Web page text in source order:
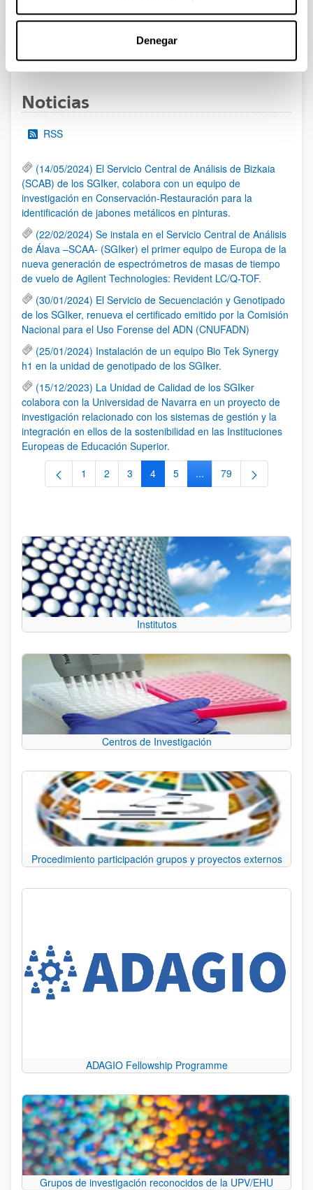
Denegar
Páginas intermedias Use
Noticias
RSS
(14/05/2024) El Servicio Central de Análisis de Bizkaia
(SCAB) de los SGIker, colabora con un equipo de
investigación en Conservación-Restauración para la
identificación de jabones metálicos en pinturas.
(22/02/2024) Se instala en el Servicio Central de Análisis
de Álava –SCAA- (SGIker) el primer equipo de Europa de la
nueva generación de espectrómetros de masas de tiempo
de vuelo de Agilent Technologies: Revident LC/Q-TOF.
(30/01/2024) El Servicio de Secuenciación y Genotipado
de los SGIker, renueva el certificado emitido por la Comisión
Nacional para el Uso Forense del ADN (CNUFADN)
(25/01/2024) Instalación de un equipo Bio Tek Synergy
h1 en la unidad de genotipado de los SGIker.
(15/12/2023) La Unidad de Calidad de los SGIker
colabora con la Universidad de Navarra en un proyecto de
investigación relacionado con los sistemas de gestión y la
integración en ellos de la sostenibilidad en las Instituciones
Europeas de Educación Superior.
Página
1 Página
2 Página
3 Página
4 Página
5 ...Páginas intermedias
Página
79
Institutos
Centros de Investigación
Procedimiento participación grupos y proyectos externos
ADAGIO Fellowship Programme
Grupos de investigación reconocidos de la UPV/EHU